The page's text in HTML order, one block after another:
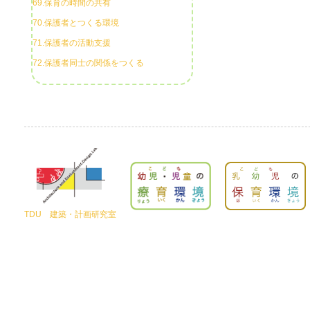
69.保育の時間の共有
70.保護者とつくる環境
71.保護者の活動支援
72.保護者同士の関係をつくる
TDU 建築・計画研究室